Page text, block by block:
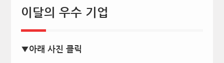
이달의 우수 기업
▼아래 사진 클릭